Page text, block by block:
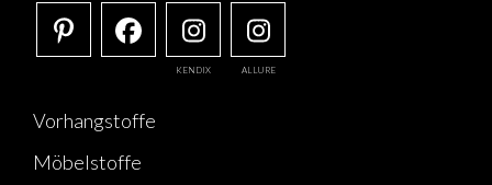
KENDIX ALLURE
Vorhangstoffe
Möbelstoffe